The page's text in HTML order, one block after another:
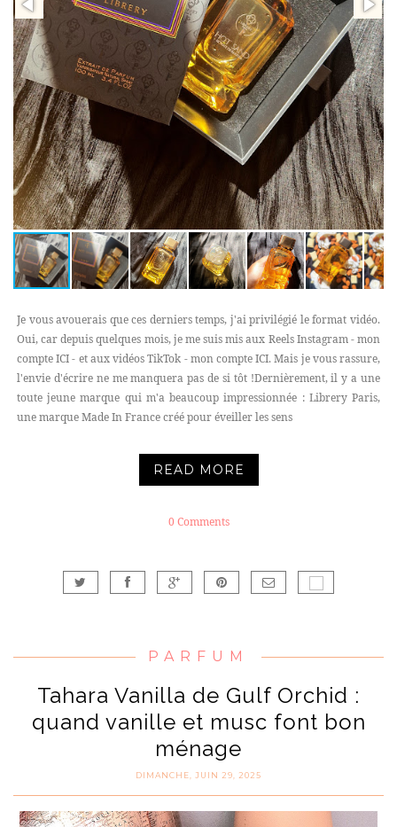
Je vous avouerais que ces derniers temps, j'ai privilégié le format vidéo.
Oui, car depuis quelques mois, je me suis mis aux Reels Instagram - mon
compte ICI - et aux vidéos TikTok - mon compte ICI. Mais je vous rassure,
l'envie d'écrire ne me manquera pas de si tôt !Dernièrement, il y a une
toute jeune marque qui m'a beaucoup impressionnée : Librery Paris,
une marque Made In France créé pour éveiller les sens
READ MORE
0 Comments
PARFUM
Tahara Vanilla de Gulf Orchid :
quand vanille et musc font bon
ménage
DIMANCHE, JUIN 29, 2025